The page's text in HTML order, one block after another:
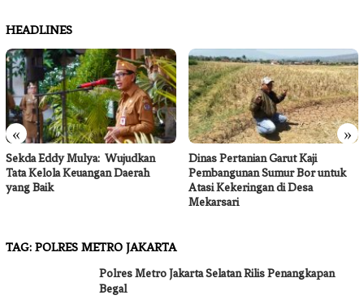
HEADLINES
« »
Sekda Eddy Mulya: Wujudkan
Tata Kelola Keuangan Daerah
yang Baik
Dinas Pertanian Garut Kaji
Pembangunan Sumur Bor untuk
Atasi Kekeringan di Desa
Mekarsari
TAG: POLRES METRO JAKARTA
Polres Metro Jakarta Selatan Rilis Penangkapan
Begal